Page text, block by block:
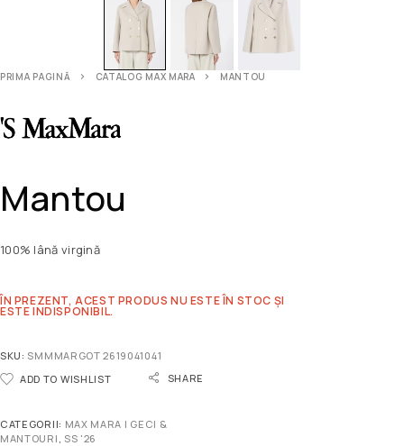
PRIMA PAGINĂ CATALOG MAX MARA MANTOU
Mantou
100% lână virgină
ÎN PREZENT, ACEST PRODUS NU ESTE ÎN STOC ȘI
ESTE INDISPONIBIL.
SKU: SMMMARGOT 2619041041
ADD TO WISHLIST
SHARE
CATEGORII: MAX MARA | GECI &
MANTOURI SS '26